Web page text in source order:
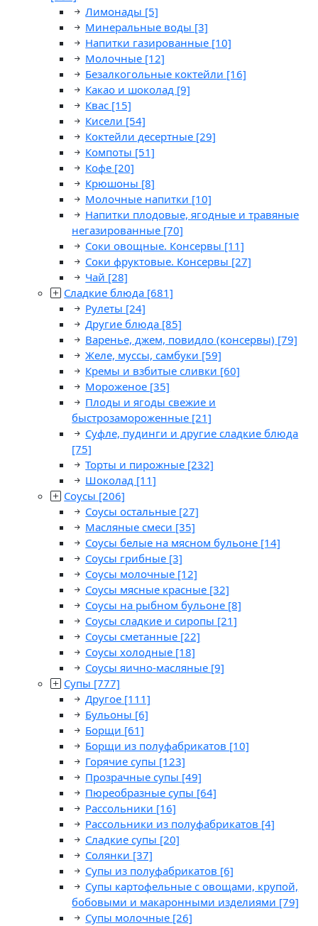
Лимонады [5]
Минеральные воды [3]
Напитки газированные [10]
Молочные [12]
Безалкогольные коктейли [16]
Какао и шоколад [9]
Квас [15]
Кисели [54]
Коктейли десертные [29]
Компоты [51]
Кофе [20]
Крюшоны [8]
Молочные напитки [10]
Напитки плодовые, ягодные и травяные
негазированные [70]
Соки овощные. Консервы [11]
Соки фруктовые. Консервы [27]
Чай [28]
Сладкие блюда [681]
Рулеты [24]
Другие блюда [85]
Варенье, джем, повидло (консервы) [79]
Желе, муссы, самбуки [59]
Кремы и взбитые сливки [60]
Мороженое [35]
Плоды и ягоды свежие и
быстрозамороженные [21]
Суфле, пудинги и другие сладкие блюда
[75]
Торты и пирожные [232]
Шоколад [11]
Соусы [206]
Соусы остальные [27]
Масляные смеси [35]
Соусы белые на мясном бульоне [14]
Соусы грибные [3]
Соусы молочные [12]
Соусы мясные красные [32]
Соусы на рыбном бульоне [8]
Соусы сладкие и сиропы [21]
Соусы сметанные [22]
Соусы холодные [18]
Соусы яично-масляные [9]
Супы [777]
Другое [111]
Бульоны [6]
Борщи [61]
Борщи из полуфабрикатов [10]
Горячие супы [123]
Прозрачные супы [49]
Пюреобразные супы [64]
Рассольники [16]
Рассольники из полуфабрикатов [4]
Сладкие супы [20]
Солянки [37]
Супы из полуфабрикатов [6]
Супы картофельные с овощами, крупой,
бобовыми и макаронными изделиями [79]
Супы молочные [26]